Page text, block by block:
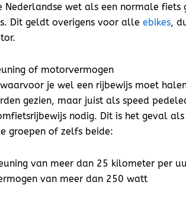
wet als een normale fiets
Dit geldt overigens voor alle ebikes,
of motorvermogen
je wel een rijbewijs moet
gezien, maar juist als speed
nodig. Dit is het geval
groepen of zelfs beide:
van meer dan 25 kilometer per
van meer dan 250 watt